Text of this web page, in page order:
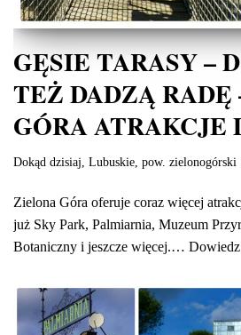
GĘSIE TARASY –
TEŻ DADZĄ
GÓRA
Dokąd dzisiaj Lubuskie pow. zielonogórski
Zielona Góra oferuje coraz więcej
już Sky Park, Palmiarnia, Muzeum
Botaniczny i jeszcze więcej.…